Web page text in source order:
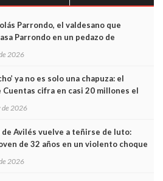
Parrondo, el valdesano que
Parrondo en un pedazo de
2026
ya no es solo una chapuza: el
Cuentas cifra en casi 20 millones el
los trenes que no cabían por los
de 2026
de Avilés vuelve a teñirse de luto:
de 32 años en un violento choque
2026